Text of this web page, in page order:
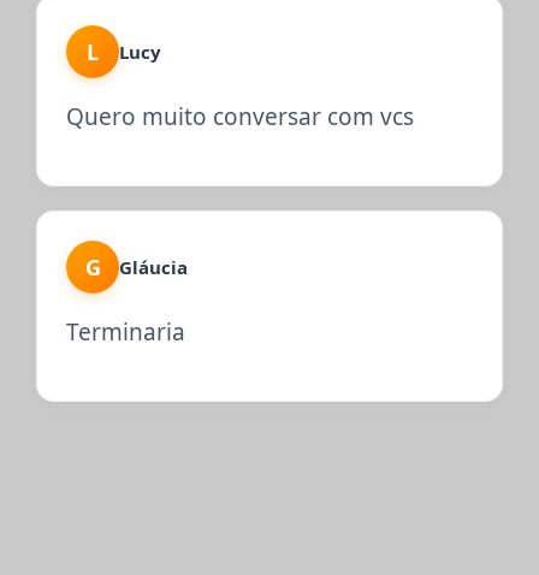
L Lucy
Quero muito conversar com vcs
G Gláucia
Terminaria